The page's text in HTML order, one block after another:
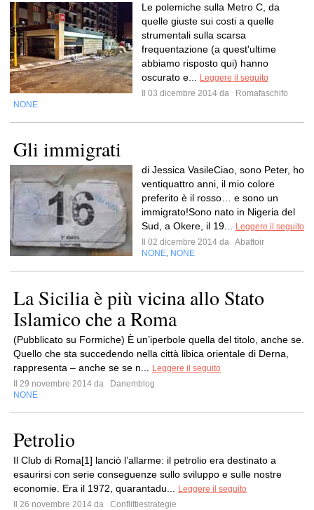
Le polemiche sulla Metro C, da
quelle giuste sui costi a quelle
strumentali sulla scarsa
frequentazione (a quest'ultime
abbiamo risposto qui) hanno
oscurato e...
Leggere il seguito
Il 03 dicembre 2014 da
Romafaschifo
NONE
Gli immigrati
di Jessica VasileCiao, sono Peter, ho
ventiquattro anni, il mio colore
preferito è il rosso… e sono un
immigrato!Sono nato in Nigeria del
Sud, a Okere, il 19...
Leggere il seguito
Il 02 dicembre 2014 da Abattoir
NONE NONE
La Sicilia è più vicina allo Stato
Islamico che a Roma
(Pubblicato su Formiche) È un’iperbole quella del titolo, anche se.
Quello che sta succedendo nella città libica orientale di Derna,
rappresenta – anche se se n...
Leggere il seguito
Il 29 novembre 2014 da
Danemblog
NONE
Petrolio
Il Club di Roma[1] lanciò l’allarme: il petrolio era destinato a
esaurirsi con serie conseguenze sullo sviluppo e sulle nostre
economie. Era il 1972, quarantadu...
Leggere il seguito
Il 26 novembre 2014 da
Conflittiestrategie